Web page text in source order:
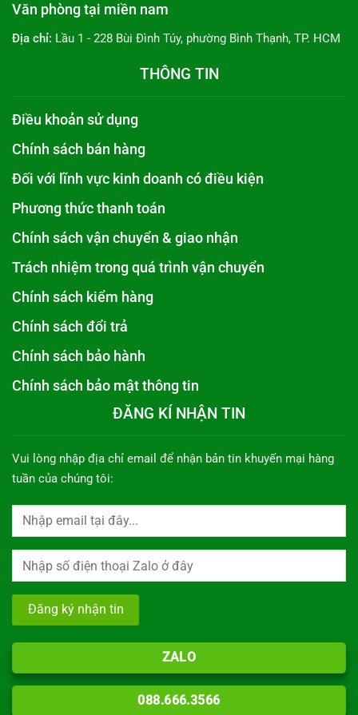
Văn phòng tại miền nam
Địa chỉ: Lầu 1 - 228 Bùi Đình Túy, phường Bình Thạnh, TP. HCM
THÔNG TIN
Điều khoản sử dụng
Chính sách bán hàng
Đối với lĩnh vực kinh doanh có điều kiện
Phương thức thanh toán
Chính sách vận chuyển & giao nhận
Trách nhiệm trong quá trình vận chuyển
Chính sách kiểm hàng
Chính sách đổi trả
Chính sách bảo hành
Chính sách bảo mật thông tin
ĐĂNG KÍ NHẬN TIN
Vui lòng nhập địa chỉ email để nhận bản tin khuyến mại hàng
tuần của chúng tôi:
ZALO
088.666.3566